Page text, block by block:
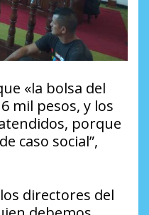
«la bolsa del
mil pesos, y los
porque
caso social”,
directores del